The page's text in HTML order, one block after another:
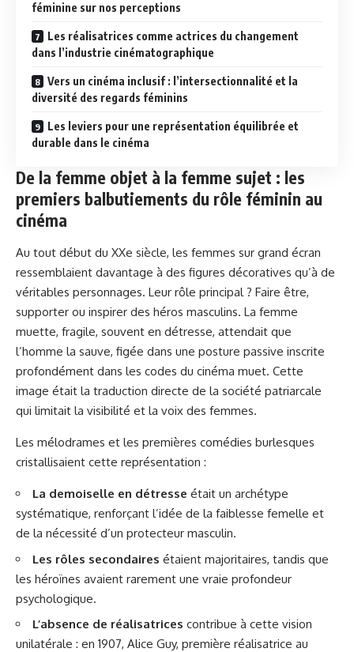
féminine sur nos perceptions
Les réalisatrices comme actrices du changement
dans l’industrie cinématographique
Vers un cinéma inclusif : l’intersectionnalité et la
diversité des regards féminins
Les leviers pour une représentation équilibrée et
durable dans le cinéma
De la femme objet à la femme sujet : les
premiers balbutiements du rôle féminin au
cinéma
Au tout début du XXe siècle, les femmes sur grand écran
ressemblaient davantage à des figures décoratives qu’à de
véritables personnages. Leur rôle principal ? Faire être,
supporter ou inspirer des héros masculins. La femme
muette, fragile, souvent en détresse, attendait que
l’homme la sauve, figée dans une posture passive inscrite
profondément dans les codes du cinéma muet. Cette
image était la traduction directe de la société patriarcale
qui limitait la visibilité et la voix des femmes.
Les mélodrames et les premières comédies burlesques
cristallisaient cette représentation :
La demoiselle en détresse était un archétype
systématique, renforçant l’idée de la faiblesse femelle et
de la nécessité d’un protecteur masculin.
Les rôles secondaires étaient majoritaires, tandis que
les héroïnes avaient rarement une vraie profondeur
psychologique.
L’absence de réalisatrices contribue à cette vision
unilatérale : en 1907, Alice Guy, première réalisatrice au